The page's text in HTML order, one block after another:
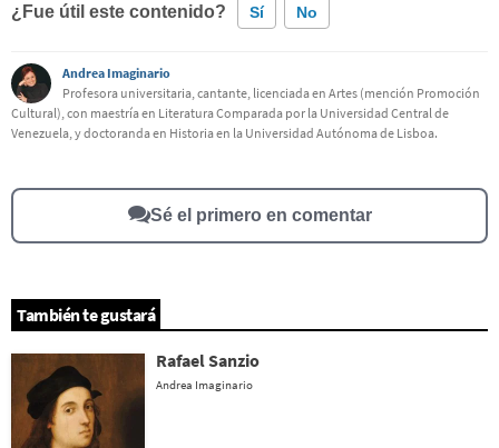
¿Fue útil este contenido? Sí No
Este contenido contiene información incorrecta
Este contenido no tiene la información que busco
Andrea Imaginario
Profesora universitaria, cantante, licenciada en Artes (mención Promoción
Cultural), con maestría en Literatura Comparada por la Universidad Central de
Venezuela, y doctoranda en Historia en la Universidad Autónoma de Lisboa.
Sé el primero en comentar
También te gustará
Rafael Sanzio
Andrea Imaginario